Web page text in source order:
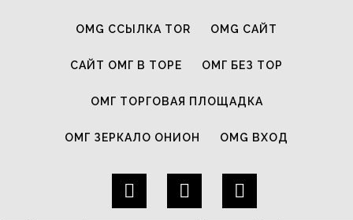
OMG ССЫЛКА TOR OMG САЙТ
САЙТ ОМГ В ТОРЕ ОМГ БЕЗ ТОР
ОМГ ТОРГОВАЯ ПЛОЩАДКА
ОМГ ЗЕРКАЛО ОНИОН OMG ВХОД